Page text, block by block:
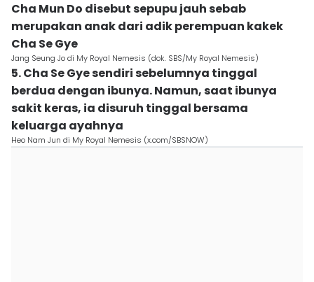
Cha Mun Do disebut sepupu jauh sebab
merupakan anak dari adik perempuan kakek
Cha Se Gye
Jang Seung Jo di My Royal Nemesis (dok. SBS/My Royal Nemesis)
5. Cha Se Gye sendiri sebelumnya tinggal
berdua dengan ibunya. Namun, saat ibunya
sakit keras, ia disuruh tinggal bersama
keluarga ayahnya
Heo Nam Jun di My Royal Nemesis (x.com/SBSNOW)